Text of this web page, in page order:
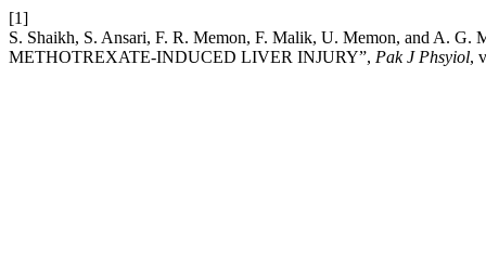
[1]
S. Shaikh, S. Ansari, F. R. Memon, F. Malik, U. Memon, and A.
METHOTREXATE-INDUCED LIVER INJURY”, Pak J Phsyiol,